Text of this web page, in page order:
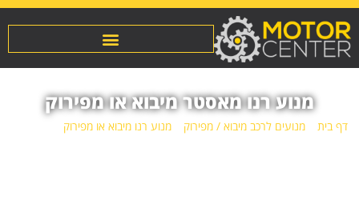
מנוע רנו מאסטר מיבוא או מפירוק
דף בית מנועים לרכב מיבוא / מפירוק מנוע רנו מיבוא או מפירוק